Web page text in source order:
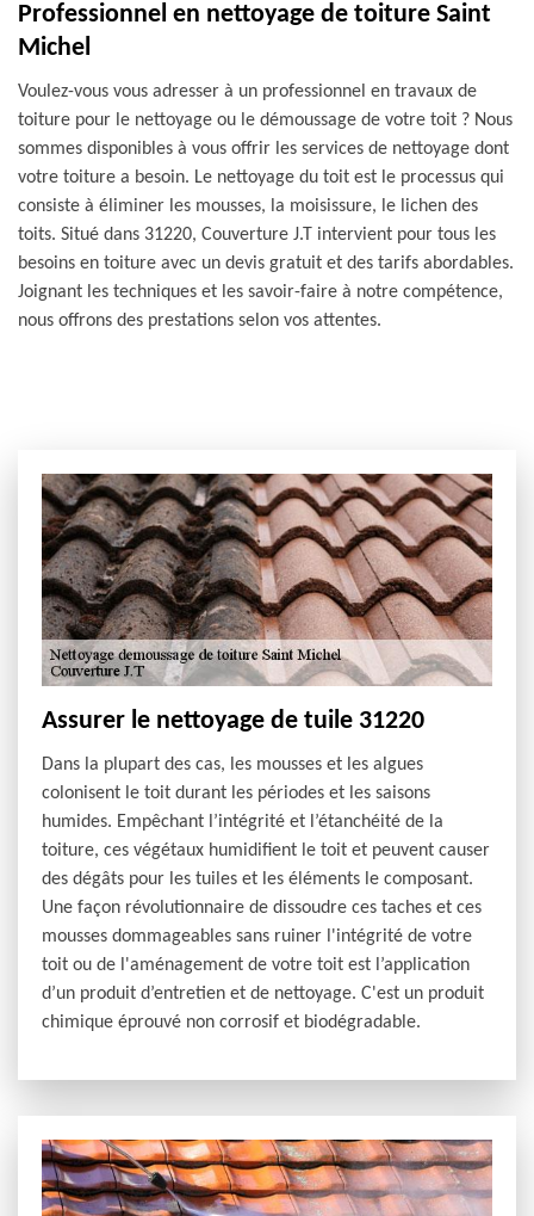
Professionnel en nettoyage de toiture Saint
Michel
Voulez-vous vous adresser à un professionnel en travaux de
toiture pour le nettoyage ou le démoussage de votre toit ? Nous
sommes disponibles à vous offrir les services de nettoyage dont
votre toiture a besoin. Le nettoyage du toit est le processus qui
consiste à éliminer les mousses, la moisissure, le lichen des
toits. Situé dans 31220, Couverture J.T intervient pour tous les
besoins en toiture avec un devis gratuit et des tarifs abordables.
Joignant les techniques et les savoir-faire à notre compétence,
nous offrons des prestations selon vos attentes.
Assurer le nettoyage de tuile 31220
Dans la plupart des cas, les mousses et les algues
colonisent le toit durant les périodes et les saisons
humides. Empêchant l’intégrité et l’étanchéité de la
toiture, ces végétaux humidifient le toit et peuvent causer
des dégâts pour les tuiles et les éléments le composant.
Une façon révolutionnaire de dissoudre ces taches et ces
mousses dommageables sans ruiner l'intégrité de votre
toit ou de l'aménagement de votre toit est l’application
d’un produit d’entretien et de nettoyage. C'est un produit
chimique éprouvé non corrosif et biodégradable.